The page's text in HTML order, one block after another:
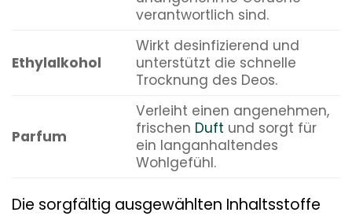
verantwortlich sind.
Ethylalkohol
Wirkt desinfizierend und
unterstützt die schnelle
Trocknung des Deos.
Parfum
Verleiht einen angenehmen,
frischen Duft und sorgt für
ein langanhaltendes
Wohlgefühl.
Die sorgfältig ausgewählten Inhaltsstoffe